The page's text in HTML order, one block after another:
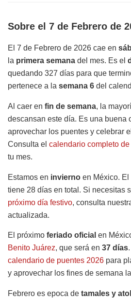
Sobre el 7 de Febrero de
El 7 de Febrero de 2026 cae en
la primera semana del mes. Es el
quedando 327 días para que
pertenece a la semana 6 del
Al caer en fin de semana, la
descansan este día. Es una buena
aprovechar los puentes y celebrar
Consulta el calendario completo
tu mes.
Estamos en invierno en México. El
tiene 28 días en total. Si necesitas
próximo día festivo, consulta
actualizada.
El próximo feriado oficial en
Benito Juárez, que será en 37 días
calendario de puentes 2026 para
y aprovechar los fines de semana
Febrero es epoca de tamales y